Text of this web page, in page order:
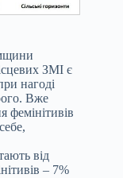
ЗМІ є
нагоді
Вже
фемінітивів
від
– 7%